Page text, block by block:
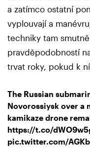
a zatímco ostatní
vyplouvají a
techniky tam
pravděpodobností
trvat roky, pokud k
The Russian
Novorossiysk over a
kamikaze drone
https://t.co/
pic.twitter.com/